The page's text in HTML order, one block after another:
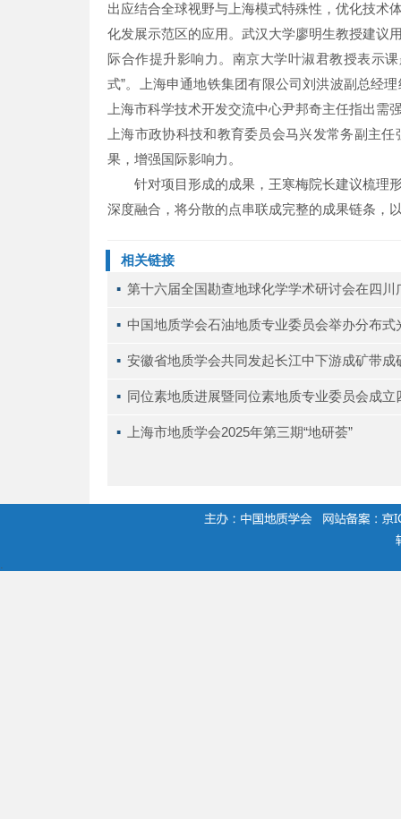
出应结合全球视野与上海模式特殊性，优化技术
化发展示范区的应用。武汉大学廖明生教授建议
际合作提升影响力。南京大学叶淑君教授表示
式”。上海申通地铁集团有限公司刘洪波副总经
上海市科学技术开发交流中心尹邦奇主任指出
上海市政协科技和教育委员会马兴发常务副主
果，增强国际影响力。
针对项目形成的成果，王寒梅院长建议梳理
深度融合，将分散的点串联成完整的成果链条，
相关链接
▪ 第十六届全国勘查地球化学学术研讨会在四川
▪ 中国地质学会石油地质专业委员会举办分布式
▪ 安徽省地质学会共同发起长江中下游成矿带成
▪ 同位素地质进展暨同位素地质专业委员会成
▪ 上海市地质学会2025年第三期“地研荟”
.